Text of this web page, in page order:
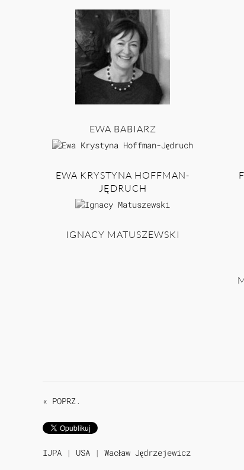
EWA BABIARZ
EWA KRYSTYNA HOFFMAN-
JĘDRUCH
IGNACY MATUSZEWSKI
« POPRZ.
IJPA | USA | Wacław Jędrzejewicz